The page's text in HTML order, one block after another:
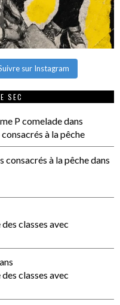
sur Instagram
SEC
P comeladedans
à la pêche
consacrés à la pêchedans
classes avec
classes avec